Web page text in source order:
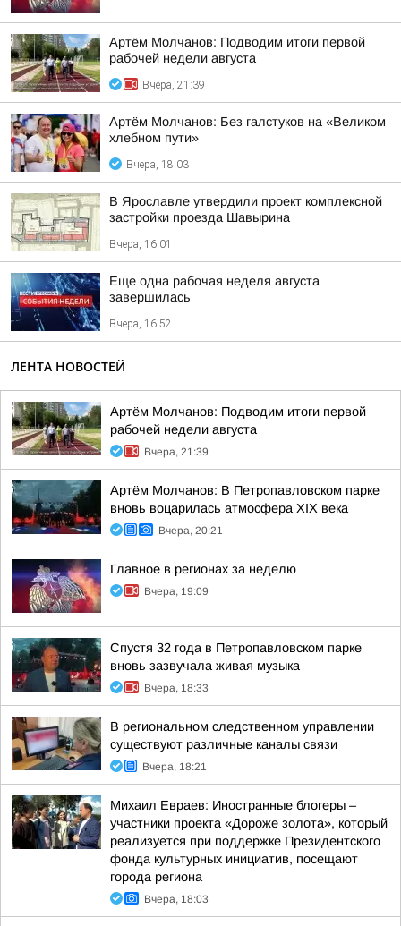
Артём Молчанов: Подводим итоги первой
рабочей недели августа
Вчера, 21:39
Артём Молчанов: Без галстуков на «Великом
хлебном пути»
Вчера, 18:03
В Ярославле утвердили проект комплексной
застройки проезда Шавырина
Вчера, 16:01
Еще одна рабочая неделя августа
завершилась
Вчера, 16:52
ЛЕНТА НОВОСТЕЙ
Артём Молчанов: Подводим итоги первой
рабочей недели августа
Вчера, 21:39
Артём Молчанов: В Петропавловском парке
вновь воцарилась атмосфера XIX века
Вчера, 20:21
Главное в регионах за неделю
Вчера, 19:09
Спустя 32 года в Петропавловском парке
вновь зазвучала живая музыка
Вчера, 18:33
В региональном следственном управлении
существуют различные каналы связи
Вчера, 18:21
Михаил Евраев: Иностранные блогеры –
участники проекта «Дороже золота», который
реализуется при поддержке Президентского
фонда культурных инициатив, посещают
города региона
Вчера, 18:03